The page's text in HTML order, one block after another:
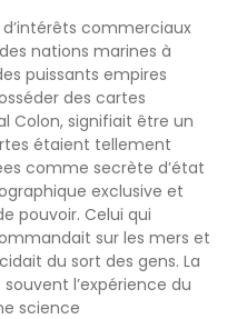
d’intérêts commerciaux
nations marines à
puissants empires
des cartes
Colon, signifiait être un
étaient tellement
comme secrète d’état
exclusive et
pouvoir. Celui qui
sur les mers et
du sort des gens. La
l’expérience du
science